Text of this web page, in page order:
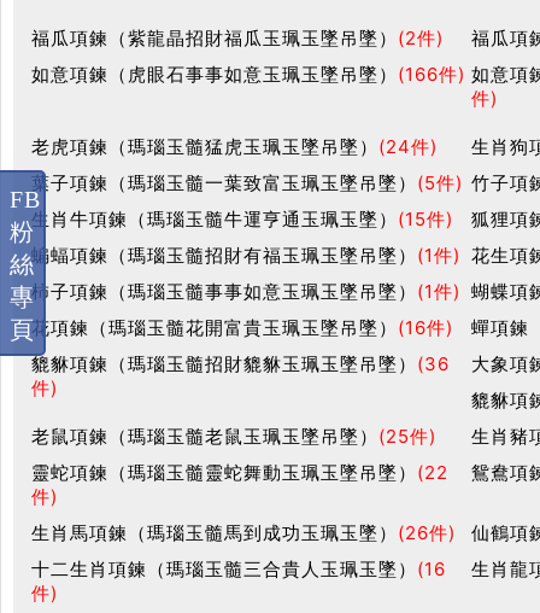
福瓜項鍊（紫龍晶招財福瓜玉珮玉墜吊墜） (2件)
福瓜項
如意項鍊（虎眼石事事如意玉珮玉墜吊墜） (166件) 如意項
件)
老虎項鍊（瑪瑙玉髓猛虎玉珮玉墜吊墜） (24件)
生肖狗
葉子項鍊（瑪瑙玉髓一葉致富玉珮玉墜吊墜） (5件) 竹子項
生肖牛項鍊（瑪瑙玉髓牛運亨通玉珮玉墜） (15件)
狐狸項
蝙蝠項鍊（瑪瑙玉髓招財有福玉珮玉墜吊墜） (1件) 花生項
柿子項鍊（瑪瑙玉髓事事如意玉珮玉墜吊墜） (1件) 蝴蝶項
花項鍊（瑪瑙玉髓花開富貴玉珮玉墜吊墜） (16件)
蟬項鍊
貔貅項鍊（瑪瑙玉髓招財貔貅玉珮玉墜吊墜） (36
件)
大象項
貔貅項
老鼠項鍊（瑪瑙玉髓老鼠玉珮玉墜吊墜） (25件)
生肖豬
靈蛇項鍊（瑪瑙玉髓靈蛇舞動玉珮玉墜吊墜） (22
件)
鴛鴦項
生肖馬項鍊（瑪瑙玉髓馬到成功玉珮玉墜） (26件)
仙鶴項
十二生肖項鍊（瑪瑙玉髓三合貴人玉珮玉墜） (16
件)
生肖龍
FB
粉
絲
專
頁